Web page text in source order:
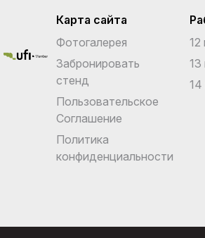
Карта сайта
Фотогалерея
Забронировать
стенд
Пользовательское
Соглашение
Политика
конфиденциальности
12
13
14